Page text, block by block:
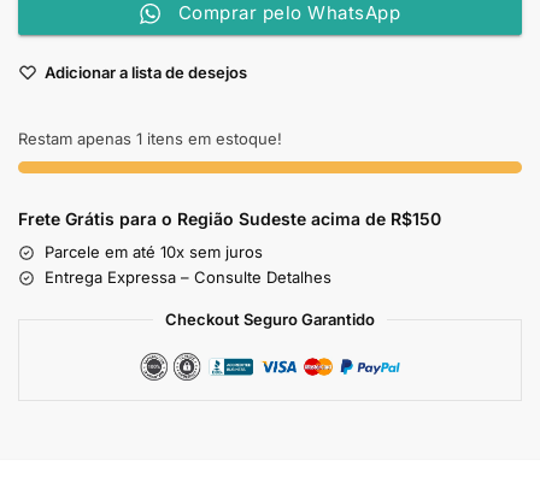
Comprar pelo WhatsApp
Adicionar a lista de desejos
Restam apenas 1 itens em estoque!
Frete Grátis para o Região Sudeste acima de R$150
Parcele em até 10x sem juros
Entrega Expressa – Consulte Detalhes
Checkout Seguro Garantido